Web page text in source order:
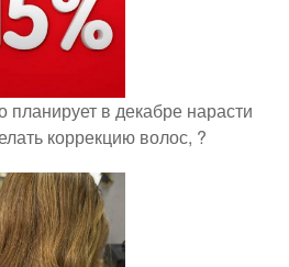
планирует в декабре нарасти
коррекцию волос, ?